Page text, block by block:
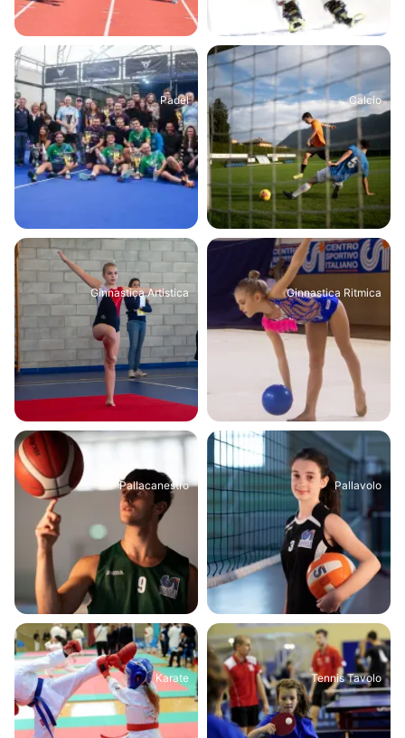
Padel Calcio
Ginnastica Artistica Ginnastica Ritmica
Pallacanestro Pallavolo
Karate Tennis Tavolo